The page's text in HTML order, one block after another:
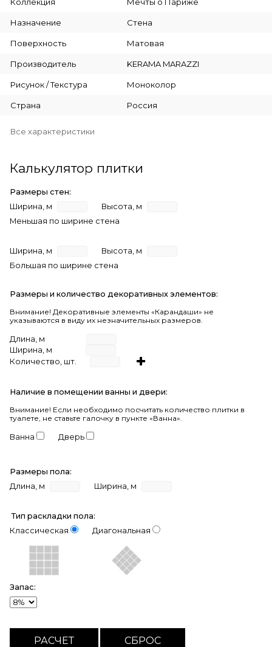
Назначение Стена
Поверхность Матовая
Производитель KERAMA MARAZZI
Рисунок / Текстура Моноколор
Страна Россия
Все характеристики
Калькулятор плитки
Размеры стен:
Ширина, м
Высота, м
Меньшая по ширине стена
Ширина, м
Высота, м
Большая по ширине стена
Размеры и количество декоративных элементов:
Внимание! Декоративные элементы «Карандаши» не
указываются в виду их незначительных размеров.
Длина, м
Ширина, м
Количество, шт.
Наличие в помещении ванны и двери:
Внимание! Если необходимо посчитать количество плитки в
туалете, не ставьте галочку в пункте «Ванна».
Ванна Дверь
Размеры пола:
Длина, м
Ширина, м
Тип раскладки пола:
Классическая
Диагональная
Запас: